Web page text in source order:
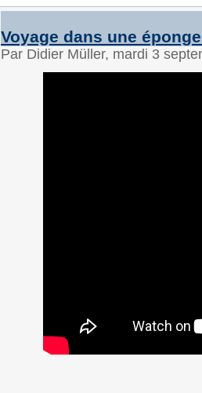
Voyage dans une
Par Didier Müller, mardi 3